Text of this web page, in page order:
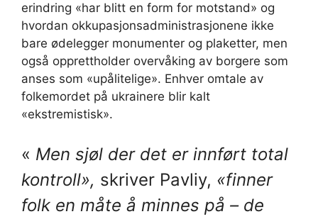
erindring «har blitt en form for motstand» og
hvordan okkupasjonsadministrasjonene ikke
bare ødelegger monumenter og plaketter, men
også opprettholder overvåking av borgere som
anses som «upålitelige». Enhver omtale av
folkemordet på ukrainere blir kalt
«ekstremistisk».
« Men sjøl der det er innført total
kontroll», skriver Pavliy, «finner
folk en måte å minnes på – de